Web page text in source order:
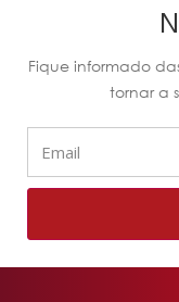
Fique informado
tornar a